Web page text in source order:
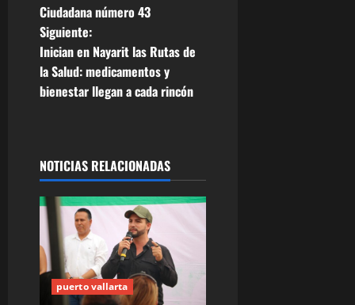
v
e
g
c
i
ó
n
Ciudadana número 43
Siguiente:
Inician en Nayarit las Rutas de
la Salud: medicamentos y
bienestar llegan a cada rincón
NOTICIAS RELACIONADAS
puerto vallarta